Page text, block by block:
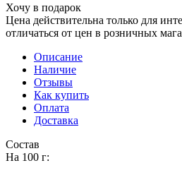
Хочу в подарок
Цена действительна только для
отличаться от цен в розничных
Описание
Наличие
Отзывы
Как купить
Оплата
Доставка
Состав
На 100 г: